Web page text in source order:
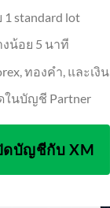
standard lot
น้อย 5 นาที
ทองคำ, และเงิน
ในบัญชี Partner
ดบัญชีกับ XM